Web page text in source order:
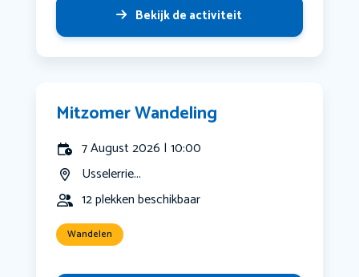
Bekijk de activiteit
Mitzomer Wandeling
7 August 2026 | 10:00
Usselerrie...
12 plekken beschikbaar
Wandelen